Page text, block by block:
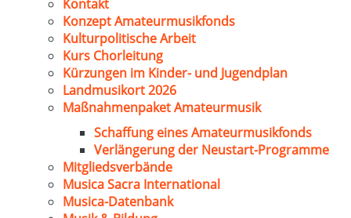
Kontakt
Konzept Amateurmusikfonds
Kulturpolitische Arbeit
Kurs Chorleitung
Kürzungen im Kinder- und Jugendplan
Landmusikort 2026
Maßnahmenpaket Amateurmusik
Schaffung eines Amateurmusikfonds
Verlängerung der Neustart-Programme
Mitgliedsverbände
Musica Sacra International
Musica-Datenbank